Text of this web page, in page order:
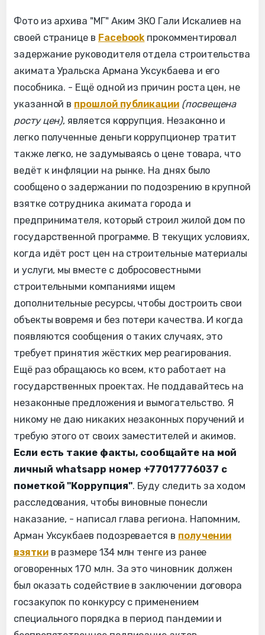
Фото из архива "МГ" Аким ЗКО Гали Искалиев на
своей странице в Facebookпрокомментировал
задержание руководителя отдела строительства
акимата Уральска Армана Уксукбаева и его
пособника. - Ещё одной из причин роста цен, не
указанной в прошлой публикации (посвещена
росту цен), является коррупция. Незаконно и
легко полученные деньги коррупционер тратит
также легко, не задумываясь о цене товара, что
ведёт к инфляции на рынке. На днях было
сообщено о задержании по подозрению в крупной
взятке сотрудника акимата города и
предпринимателя, который строил жилой дом по
государственной программе. В текущих условиях,
когда идёт рост цен на строительные материалы
и услуги, мы вместе с добросовестными
строительными компаниями ищем
дополнительные ресурсы, чтобы достроить свои
объекты вовремя и без потери качества. И когда
появляются сообщения о таких случаях, это
требует принятия жёстких мер реагирования.
Ещё раз обращаюсь ко всем, кто работает на
государственных проектах. Не поддавайтесь на
незаконные предложения и вымогательство. Я
никому не даю никаких незаконных поручений и
требую этого от своих заместителей и акимов.
Если есть такие факты, сообщайте на мой
личный whatsapp номер +77017776037 с
пометкой "Коррупция". Буду следить за ходом
расследования, чтобы виновные понесли
наказание, - написал глава региона. Напомним,
Арман Уксукбаев подозревается в получении
взяткив размере 134 млн тенге из ранее
оговоренных 170 млн. За это чиновник должен
был оказать содействие в заключении договора
госзакупок по конкурсу с применением
специального порядка в период пандемии и